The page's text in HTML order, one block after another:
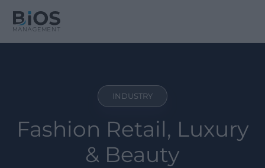
INDUSTRY
Fashion Retail, Luxury
& Beauty